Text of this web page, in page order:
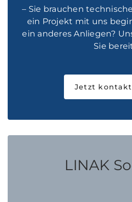
– Sie brauchen
ein Projekt mit uns
ein anderes Anliegen?
Sie
Jetzt
LINAK